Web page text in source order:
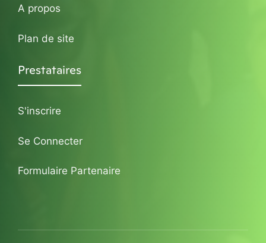
A propos
Plan de site
Prestataires
S'inscrire
Se Connecter
Formulaire Partenaire